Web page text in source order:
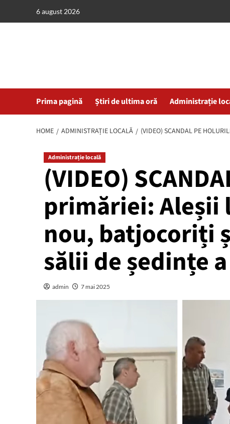
6 august 2026
Prima pagină Știri de ultima oră Administrație
HOME ADMINISTRAȚIE LOCALĂ (VIDEO) SCANDAL PE
Administrație locală
(VIDEO)
primăriei: Aleșii
nou, batjocoriți
sălii de ședințe
admin 7 mai 2025